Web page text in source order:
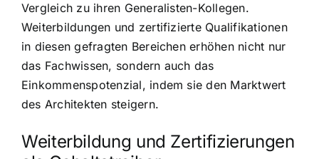
Vergleich zu ihren Generalisten-Kollegen.
Weiterbildungen und zertifizierte Qualifikationen
in diesen gefragten Bereichen erhöhen nicht nur
das Fachwissen, sondern auch das
Einkommenspotenzial, indem sie den Marktwert
des Architekten steigern.
Weiterbildung und Zertifizierungen